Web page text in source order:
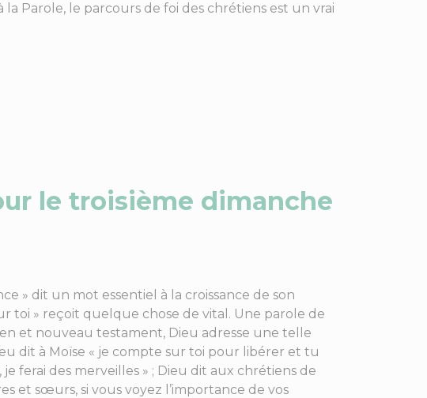
Parole, le parcours de foi des chrétiens est un vrai
le troisième dimanche
» dit un mot essentiel à la croissance de son
toi » reçoit quelque chose de vital. Une parole de
et nouveau testament, Dieu adresse une telle
dit à Moïse « je compte sur toi pour libérer et tu
ferai des merveilles » ; Dieu dit aux chrétiens de
et sœurs, si vous voyez l’importance de vos